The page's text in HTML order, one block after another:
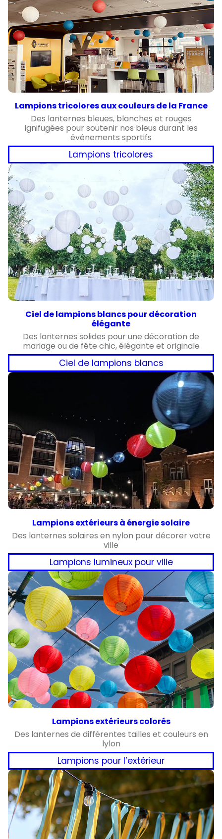
Lampions tricolores aux couleurs de la France
Des lanternes bleues, blanches et rouges
ignifugées pour soutenir nos bleus durant les
événements sportifs
Lampions tricolores
Ciel de lampions blancs pour décoration
élégante
Des lanternes solides pour une décoration de
mariage ou de fête chic, élégante et originale
Ciel de lampions blancs
Lampions extérieurs à énergie solaire
Des lanternes solaires en nylon pour décorer votre
ville
Lampions lumineux pour ville
Lampions extérieurs colorés
Des lanternes de différentes tailles et couleurs en
lylon
Lampions pour l’extérieur